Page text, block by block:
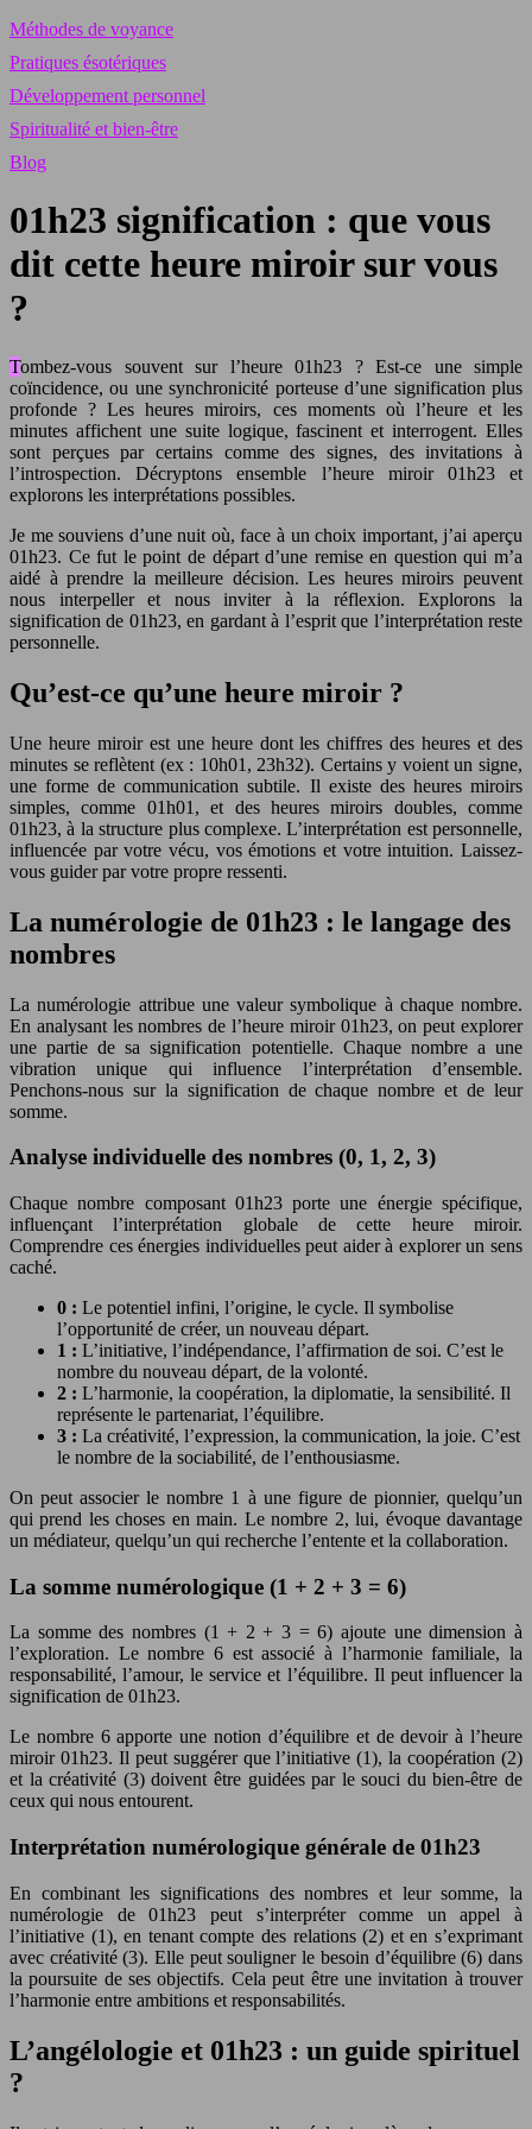
Méthodes de voyance
Pratiques ésotériques
Développement personnel
Spiritualité et bien-être
Blog
01h23 signification : que vous
dit cette heure miroir sur vous
?
Tombez-vous souvent sur l’heure 01h23 ? Est-ce une simple
coïncidence, ou une synchronicité porteuse d’une signification plus
profonde ? Les heures miroirs, ces moments où l’heure et les
minutes affichent une suite logique, fascinent et interrogent. Elles
sont perçues par certains comme des signes, des invitations à
l’introspection. Décryptons ensemble l’heure miroir 01h23 et
explorons les interprétations possibles.
Je me souviens d’une nuit où, face à un choix important, j’ai aperçu
01h23. Ce fut le point de départ d’une remise en question qui m’a
aidé à prendre la meilleure décision. Les heures miroirs peuvent
nous interpeller et nous inviter à la réflexion. Explorons la
signification de 01h23, en gardant à l’esprit que l’interprétation reste
personnelle.
Qu’est-ce qu’une heure miroir ?
Une heure miroir est une heure dont les chiffres des heures et des
minutes se reflètent (ex : 10h01, 23h32). Certains y voient un signe,
une forme de communication subtile. Il existe des heures miroirs
simples, comme 01h01, et des heures miroirs doubles, comme
01h23, à la structure plus complexe. L’interprétation est personnelle,
influencée par votre vécu, vos émotions et votre intuition. Laissez-
vous guider par votre propre ressenti.
La numérologie de 01h23 : le langage des
nombres
La numérologie attribue une valeur symbolique à chaque nombre.
En analysant les nombres de l’heure miroir 01h23, on peut explorer
une partie de sa signification potentielle. Chaque nombre a une
vibration unique qui influence l’interprétation d’ensemble.
Penchons-nous sur la signification de chaque nombre et de leur
somme.
Analyse individuelle des nombres (0, 1, 2, 3)
Chaque nombre composant 01h23 porte une énergie spécifique,
influençant l’interprétation globale de cette heure miroir.
Comprendre ces énergies individuelles peut aider à explorer un sens
caché.
0 : Le potentiel infini, l’origine, le cycle. Il symbolise
l’opportunité de créer, un nouveau départ.
1 : L’initiative, l’indépendance, l’affirmation de soi. C’est le
nombre du nouveau départ, de la volonté.
2 : L’harmonie, la coopération, la diplomatie, la sensibilité. Il
représente le partenariat, l’équilibre.
3 : La créativité, l’expression, la communication, la joie. C’est
le nombre de la sociabilité, de l’enthousiasme.
On peut associer le nombre 1 à une figure de pionnier, quelqu’un
qui prend les choses en main. Le nombre 2, lui, évoque davantage
un médiateur, quelqu’un qui recherche l’entente et la collaboration.
La somme numérologique (1 + 2 + 3 = 6)
La somme des nombres (1 + 2 + 3 = 6) ajoute une dimension à
l’exploration. Le nombre 6 est associé à l’harmonie familiale, la
responsabilité, l’amour, le service et l’équilibre. Il peut influencer la
signification de 01h23.
Le nombre 6 apporte une notion d’équilibre et de devoir à l’heure
miroir 01h23. Il peut suggérer que l’initiative (1), la coopération (2)
et la créativité (3) doivent être guidées par le souci du bien-être de
ceux qui nous entourent.
Interprétation numérologique générale de 01h23
En combinant les significations des nombres et leur somme, la
numérologie de 01h23 peut s’interpréter comme un appel à
l’initiative (1), en tenant compte des relations (2) et en s’exprimant
avec créativité (3). Elle peut souligner le besoin d’équilibre (6) dans
la poursuite de ses objectifs. Cela peut être une invitation à trouver
l’harmonie entre ambitions et responsabilités.
L’angélologie et 01h23 : un guide spirituel
?